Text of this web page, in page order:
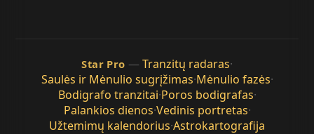
Star Pro — Tranzitų radaras·
Saulės ir Mėnulio sugrįžimas·Mėnulio fazės·
Bodigrafo tranzitai·Poros bodigrafas·
Palankios dienos·Vedinis portretas·
Užtemimų kalendorius·Astrokartografija